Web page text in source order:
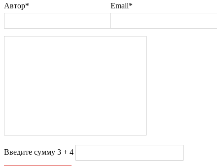
Автор*
Email*
Введите сумму 3 + 4